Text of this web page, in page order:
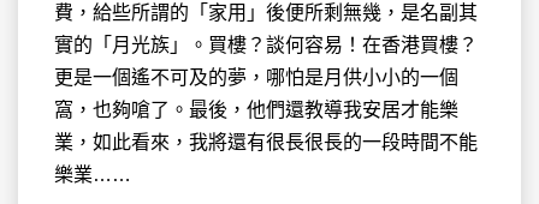
費，給些所謂的「家用」後便所剩無幾，是名副其
實的「月光族」。買樓？談何容易！在香港買樓？
更是一個遙不可及的夢，哪怕是月供小小的一個
窩，也夠嗆了。最後，他們還教導我安居才能樂
業，如此看來，我將還有很長很長的一段時間不能
樂業……